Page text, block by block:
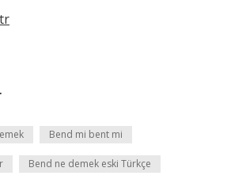
Bend mi bent mi
Bend ne demek eski Türkçe